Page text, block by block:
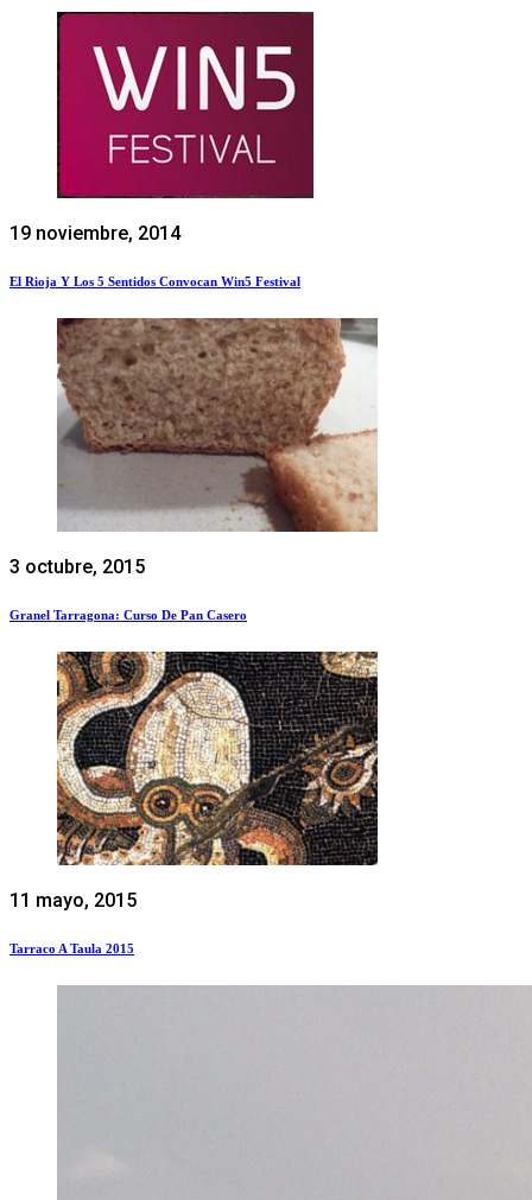
19 noviembre, 2014
El Rioja Y Los 5 Sentidos Convocan Win5 Festival
3 octubre, 2015
Granel Tarragona: Curso De Pan Casero
11 mayo, 2015
Tarraco A Taula 2015